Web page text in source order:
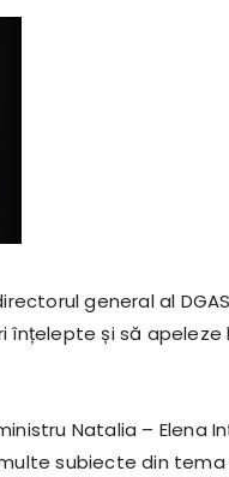
general al
și să
Natalia – Elena
subiecte din tema